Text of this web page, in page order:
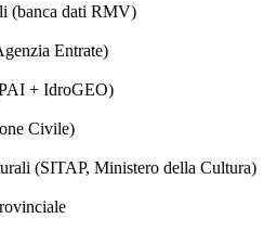
(banca dati RMV)
Entrate)
+ IdroGEO)
Civile)
(SITAP, Ministero della Cultura)